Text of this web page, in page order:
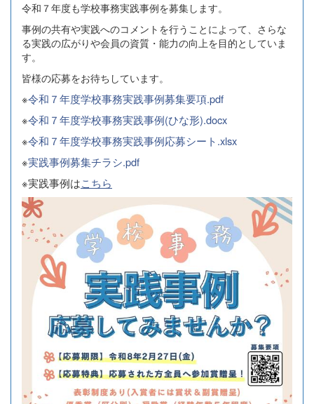
令和７年度も学校事務実践事例を募集します。
事例の共有や実践へのコメントを行うことによって、さらな
る実践の広がりや会員の資質・能力の向上を目的としていま
す。
皆様の応募をお待ちしています。
※令和７年度学校事務実践事例募集要項.pdf
※令和７年度学校事務実践事例(ひな形).docx
※令和７年度学校事務実践事例応募シート.xlsx
※実践事例募集チラシ.pdf
※実践事例はこちら